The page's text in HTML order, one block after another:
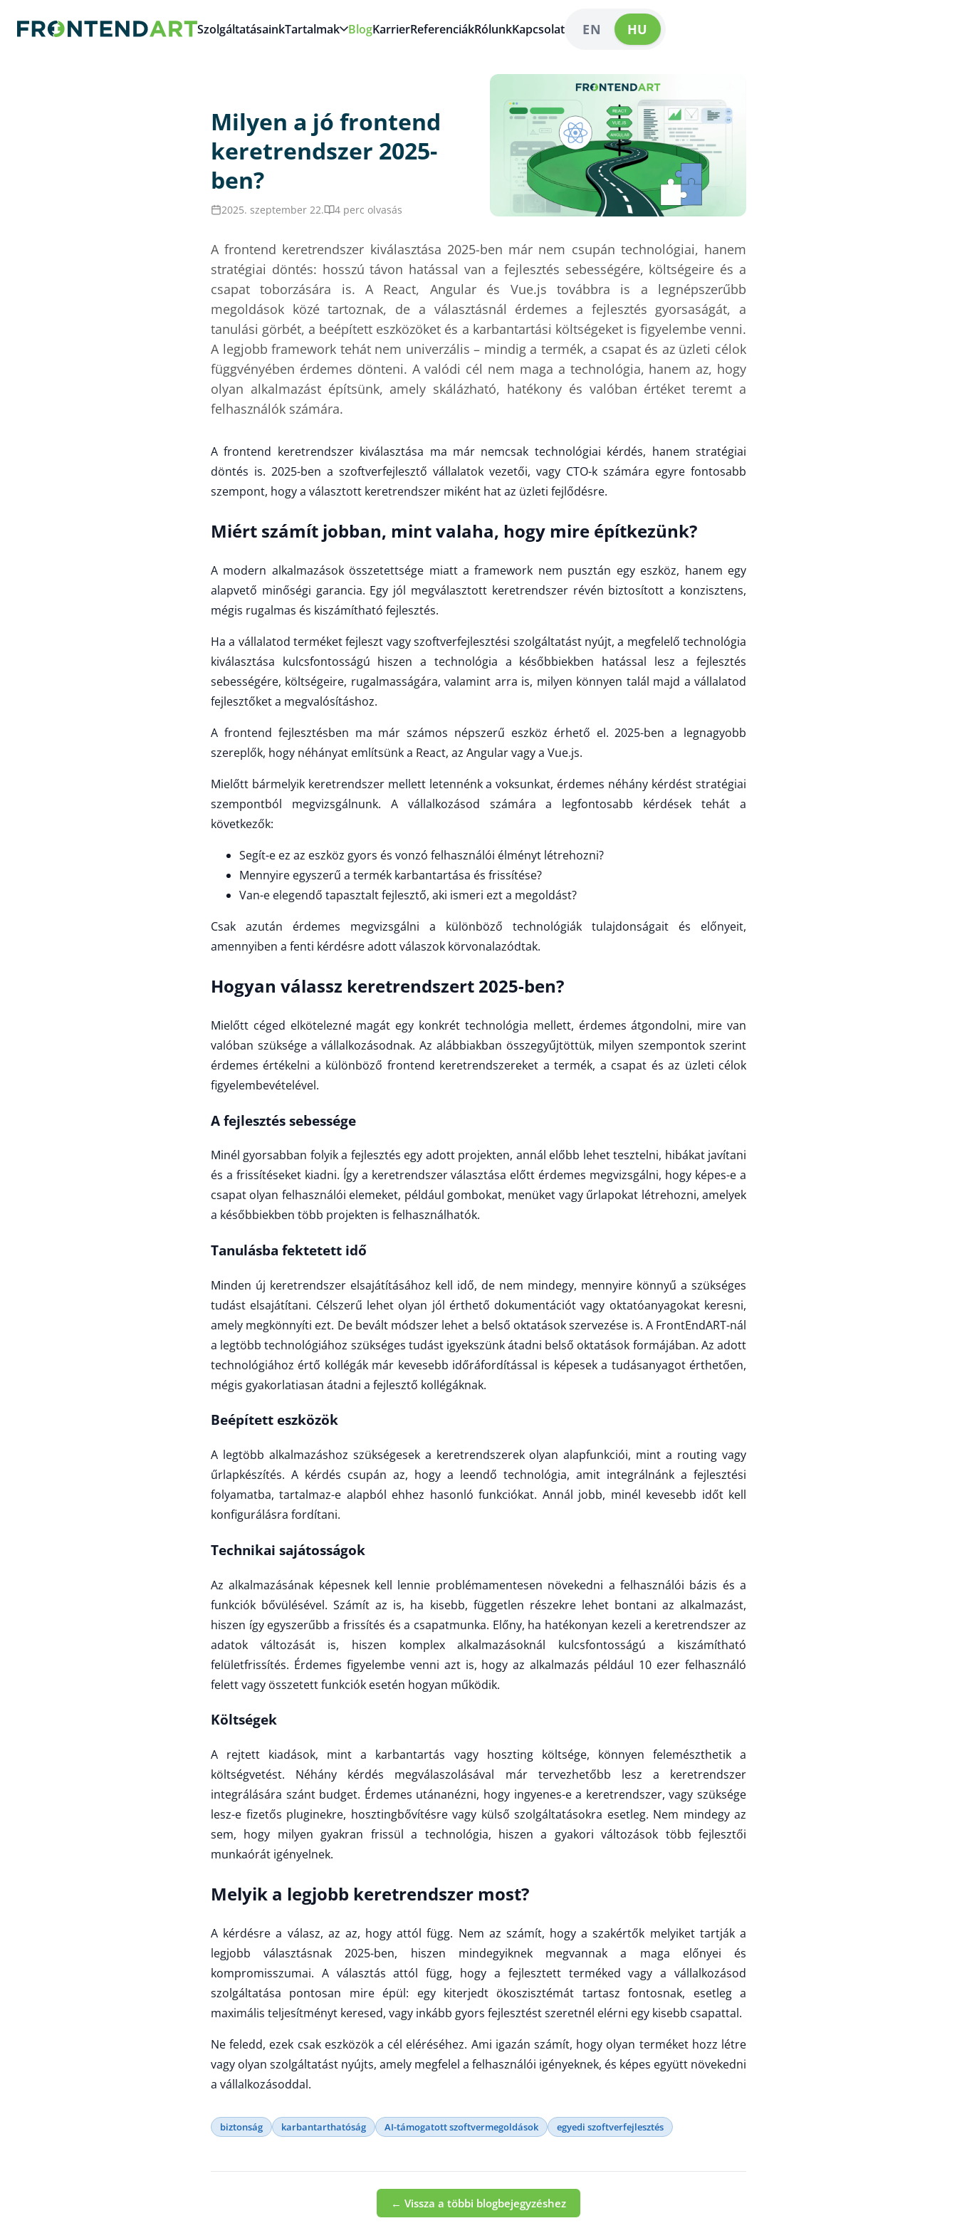
SzolgáltatásainkTartalmak BlogKarrierReferenciákRólunkKapcsolat EN HU
Milyen a jó frontend
keretrendszer 2025-
ben?
2025. szeptember 22. 4 perc olvasás
A frontend keretrendszer kiválasztása 2025-ben már nem csupán technológiai, hanem
stratégiai döntés: hosszú távon hatással van a fejlesztés sebességére, költségeire és a
csapat toborzására is. A React, Angular és Vue.js továbbra is a legnépszerűbb
megoldások közé tartoznak, de a választásnál érdemes a fejlesztés gyorsaságát, a
tanulási görbét, a beépített eszközöket és a karbantartási költségeket is figyelembe venni.
A legjobb framework tehát nem univerzális – mindig a termék, a csapat és az üzleti célok
függvényében érdemes dönteni. A valódi cél nem maga a technológia, hanem az, hogy
olyan alkalmazást építsünk, amely skálázható, hatékony és valóban értéket teremt a
felhasználók számára.
A frontend keretrendszer kiválasztása ma már nemcsak technológiai kérdés, hanem stratégiai
döntés is. 2025-ben a szoftverfejlesztő vállalatok vezetői, vagy CTO-k számára egyre fontosabb
szempont, hogy a választott keretrendszer miként hat az üzleti fejlődésre.
Miért számít jobban, mint valaha, hogy mire építkezünk?
A modern alkalmazások összetettsége miatt a framework nem pusztán egy eszköz, hanem egy
alapvető minőségi garancia. Egy jól megválasztott keretrendszer révén biztosított a konzisztens,
mégis rugalmas és kiszámítható fejlesztés.
Ha a vállalatod terméket fejleszt vagy szoftverfejlesztési szolgáltatást nyújt, a megfelelő technológia
kiválasztása kulcsfontosságú hiszen a technológia a későbbiekben hatással lesz a fejlesztés
sebességére, költségeire, rugalmasságára, valamint arra is, milyen könnyen talál majd a vállalatod
fejlesztőket a megvalósításhoz.
A frontend fejlesztésben ma már számos népszerű eszköz érhető el. 2025-ben a legnagyobb
szereplők, hogy néhányat említsünk a React, az Angular vagy a Vue.js.
Mielőtt bármelyik keretrendszer mellett letennénk a voksunkat, érdemes néhány kérdést stratégiai
szempontból megvizsgálnunk. A vállalkozásod számára a legfontosabb kérdések tehát a
következők:
Segít-e ez az eszköz gyors és vonzó felhasználói élményt létrehozni?
Mennyire egyszerű a termék karbantartása és frissítése?
Van-e elegendő tapasztalt fejlesztő, aki ismeri ezt a megoldást?
Csak azután érdemes megvizsgálni a különböző technológiák tulajdonságait és előnyeit,
amennyiben a fenti kérdésre adott válaszok körvonalazódtak.
Hogyan válassz keretrendszert 2025-ben?
Mielőtt céged elkötelezné magát egy konkrét technológia mellett, érdemes átgondolni, mire van
valóban szüksége a vállalkozásodnak. Az alábbiakban összegyűjtöttük, milyen szempontok szerint
érdemes értékelni a különböző frontend keretrendszereket a termék, a csapat és az üzleti célok
figyelembevételével.
A fejlesztés sebessége
Minél gyorsabban folyik a fejlesztés egy adott projekten, annál előbb lehet tesztelni, hibákat javítani
és a frissítéseket kiadni. Így a keretrendszer választása előtt érdemes megvizsgálni, hogy képes-e a
csapat olyan felhasználói elemeket, például gombokat, menüket vagy űrlapokat létrehozni, amelyek
a későbbiekben több projekten is felhasználhatók.
Tanulásba fektetett idő
Minden új keretrendszer elsajátításához kell idő, de nem mindegy, mennyire könnyű a szükséges
tudást elsajátítani. Célszerű lehet olyan jól érthető dokumentációt vagy oktatóanyagokat keresni,
amely megkönnyíti ezt. De bevált módszer lehet a belső oktatások szervezése is. A FrontEndART-nál
a legtöbb technológiához szükséges tudást igyekszünk átadni belső oktatások formájában. Az adott
technológiához értő kollégák már kevesebb időráfordítással is képesek a tudásanyagot érthetően,
mégis gyakorlatiasan átadni a fejlesztő kollégáknak.
Beépített eszközök
A legtöbb alkalmazáshoz szükségesek a keretrendszerek olyan alapfunkciói, mint a routing vagy
űrlapkészítés. A kérdés csupán az, hogy a leendő technológia, amit integrálnánk a fejlesztési
folyamatba, tartalmaz-e alapból ehhez hasonló funkciókat. Annál jobb, minél kevesebb időt kell
konfigurálásra fordítani.
Technikai sajátosságok
Az alkalmazásának képesnek kell lennie problémamentesen növekedni a felhasználói bázis és a
funkciók bővülésével. Számít az is, ha kisebb, független részekre lehet bontani az alkalmazást,
hiszen így egyszerűbb a frissítés és a csapatmunka. Előny, ha hatékonyan kezeli a keretrendszer az
adatok változását is, hiszen komplex alkalmazásoknál kulcsfontosságú a kiszámítható
felületfrissítés. Érdemes figyelembe venni azt is, hogy az alkalmazás például 10 ezer felhasználó
felett vagy összetett funkciók esetén hogyan működik.
Költségek
A rejtett kiadások, mint a karbantartás vagy hoszting költsége, könnyen felemészthetik a
költségvetést. Néhány kérdés megválaszolásával már tervezhetőbb lesz a keretrendszer
integrálására szánt budget. Érdemes utánanézni, hogy ingyenes-e a keretrendszer, vagy szüksége
lesz-e fizetős pluginekre, hosztingbővítésre vagy külső szolgáltatásokra esetleg. Nem mindegy az
sem, hogy milyen gyakran frissül a technológia, hiszen a gyakori változások több fejlesztői
munkaórát igényelnek.
Melyik a legjobb keretrendszer most?
A kérdésre a válasz, az az, hogy attól függ. Nem az számít, hogy a szakértők melyiket tartják a
legjobb választásnak 2025-ben, hiszen mindegyiknek megvannak a maga előnyei és
kompromisszumai. A választás attól függ, hogy a fejlesztett terméked vagy a vállalkozásod
szolgáltatása pontosan mire épül: egy kiterjedt ökoszisztémát tartasz fontosnak, esetleg a
maximális teljesítményt keresed, vagy inkább gyors fejlesztést szeretnél elérni egy kisebb csapattal.
Ne feledd, ezek csak eszközök a cél eléréséhez. Ami igazán számít, hogy olyan terméket hozz létre
vagy olyan szolgáltatást nyújts, amely megfelel a felhasználói igényeknek, és képes együtt növekedni
a vállalkozásoddal.
biztonság karbantarthatóság AI-támogatott szoftvermegoldások egyedi szoftverfejlesztés
← Vissza a többi blogbejegyzéshez